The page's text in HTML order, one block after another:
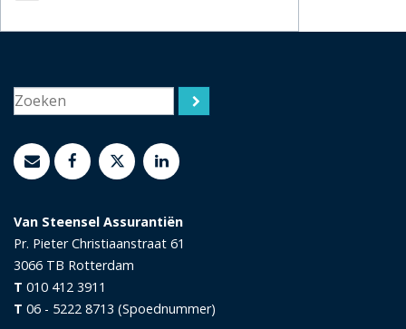
Van Steensel Assurantiën
Pr. Pieter Christiaanstraat 61
3066 TB Rotterdam
T 010 412 3911
T 06 - 5222 8713 (Spoednummer)